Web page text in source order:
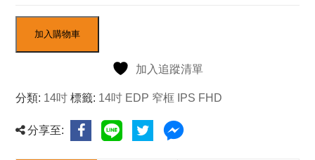
加入購物車
加入追蹤清單
分類: 14吋 標籤: 14吋 EDP 窄框 IPS FHD
分享至: